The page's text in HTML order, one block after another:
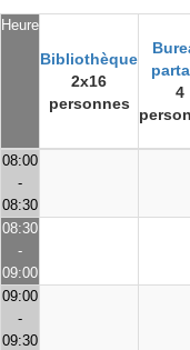
Heure
Bibliothèque
2x16
personnes
4
08:00
-
08:30
08:30
-
09:00
09:00
-
09:30